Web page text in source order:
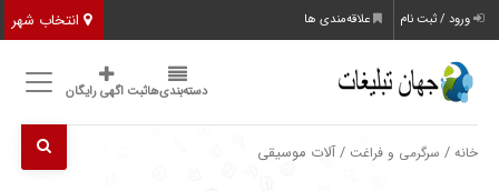
انتخاب شهر ورود / ثبت نام علاقه‌مندی ها
دسته‌بندی‌هاثبت اگهی رایگان
خانه / سرگرمی و فراغت / آلات موسیقی